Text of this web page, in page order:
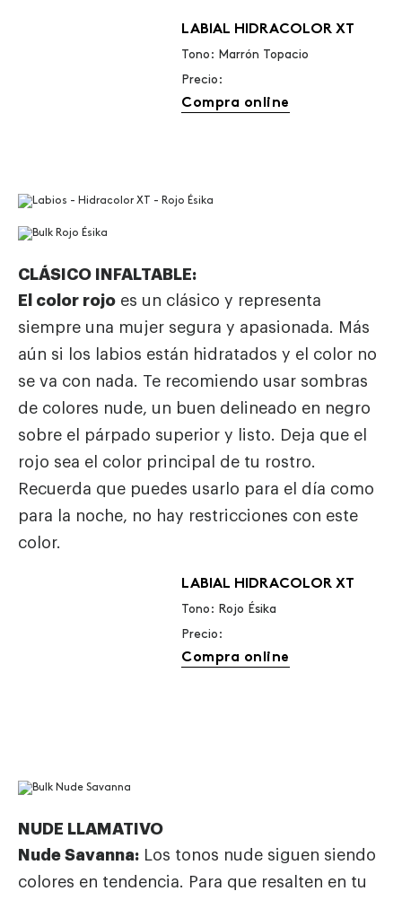
LABIAL HIDRACOLOR XT
Tono: Marrón Topacio
Precio:
Compra online
CLÁSICO INFALTABLE:
El color rojo es un clásico y representa
siempre una mujer segura y apasionada. Más
aún si los labios están hidratados y el color no
se va con nada. Te recomiendo usar sombras
de colores nude, un buen delineado en negro
sobre el párpado superior y listo. Deja que el
rojo sea el color principal de tu rostro.
Recuerda que puedes usarlo para el día como
para la noche, no hay restricciones con este
color.
LABIAL HIDRACOLOR XT
Tono: Rojo Ésika
Precio:
Compra online
NUDE LLAMATIVO
Nude Savanna: Los tonos nude siguen siendo
colores en tendencia. Para que resalten en tu